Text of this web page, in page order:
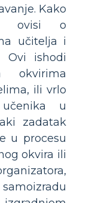
Kako
ovisi o
učitelja i
Ovi ishodi
ili vrlo
u
zadatak
u procesu
okvira ili